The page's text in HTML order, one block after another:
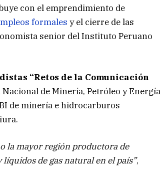
con el emprendimiento de
formales y el cierre de las
senior del Instituto Peruano
“Retos de la Comunicación
de Minería, Petróleo y Energía
de minería e hidrocarburos
la mayor región productora de
de gas natural en el país”,